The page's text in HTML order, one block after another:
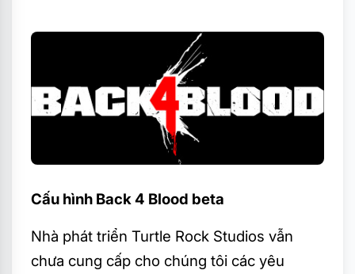
Cấu hình Back 4 Blood beta
Nhà phát triển Turtle Rock Studios vẫn
chưa cung cấp cho chúng tôi các yêu